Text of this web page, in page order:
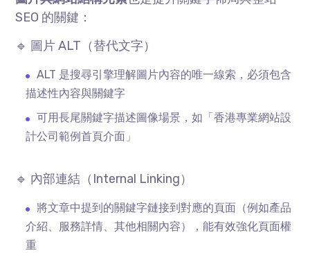
SEO 的關鍵：
🔹 圖片ALT （替代文字）
ALT 是搜尋引擎理解圖片內容的唯一線索，必須包含
描述性內容與關鍵字
可用長尾關鍵字描述圖像場景，如「香港專業網站設
計公司範例首頁介面」
🔹 內部連結（ Internal Linking）
將文章中提到的關鍵字鏈接到對應的頁面（例如產品
介紹、服務詳情、其他相關內容），能有效強化頁面權
重